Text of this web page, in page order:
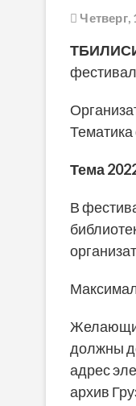
Тема
В
должны
адрес
архив